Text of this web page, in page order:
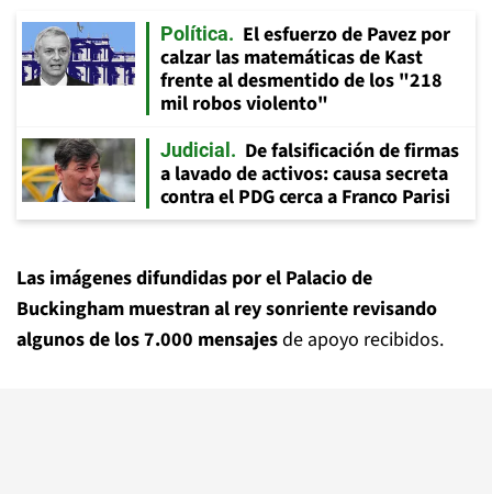
Política
El esfuerzo de Pavez por
calzar las matemáticas de Kast
frente al desmentido de los "218
mil robos violento"
Judicial
De falsificación de firmas
a lavado de activos: causa secreta
contra el PDG cerca a Franco Parisi
Las imágenesdifundidas por el Palacio de
Buckingham muestran al rey sonriente revisando
algunos de los 7.000 mensajesde apoyo recibidos.